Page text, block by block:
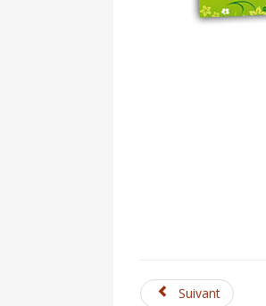
Suivant